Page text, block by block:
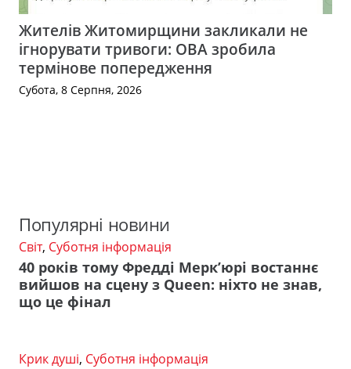
Жителів Житомирщини закликали не
ігнорувати тривоги: ОВА зробила
термінове попередження
Субота, 8 Серпня, 2026
Популярні новини
Світ, Суботня інформація
40 років тому Фредді Мерк’юрі востаннє
вийшов на сцену з Queen: ніхто не знав,
що це фінал
Крик душі, Суботня інформація